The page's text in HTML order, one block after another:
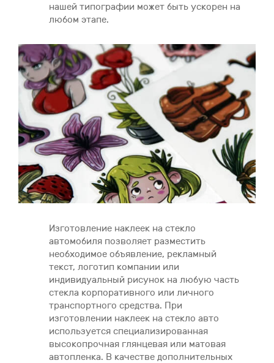
нашей типографии может быть ускорен на
любом этапе.
Изготовление наклеек на стекло
автомобиля позволяет разместить
необходимое объявление, рекламный
текст, логотип компании или
индивидуальный рисунок на любую часть
стекла корпоративного или личного
транспортного средства. При
изготовлении наклеек на стекло авто
используется специализированная
высокопрочная глянцевая или матовая
автопленка. В качестве дополнительных